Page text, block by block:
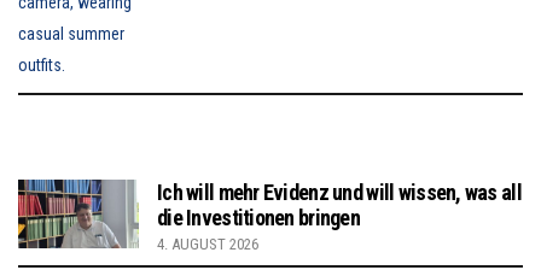
Ich will mehr Evidenz und will wissen, was all
die Investitionen bringen
4. AUGUST 2026